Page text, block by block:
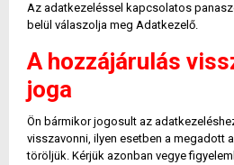
Az adatkezeléssel kapcsolatos
belül válaszolja meg Adatkezelő.
A hozzájárulás
joga
Ön bármikor jogosult az
visszavonni, ilyen esetben a megadott
töröljük. Kérjük azonban vegye